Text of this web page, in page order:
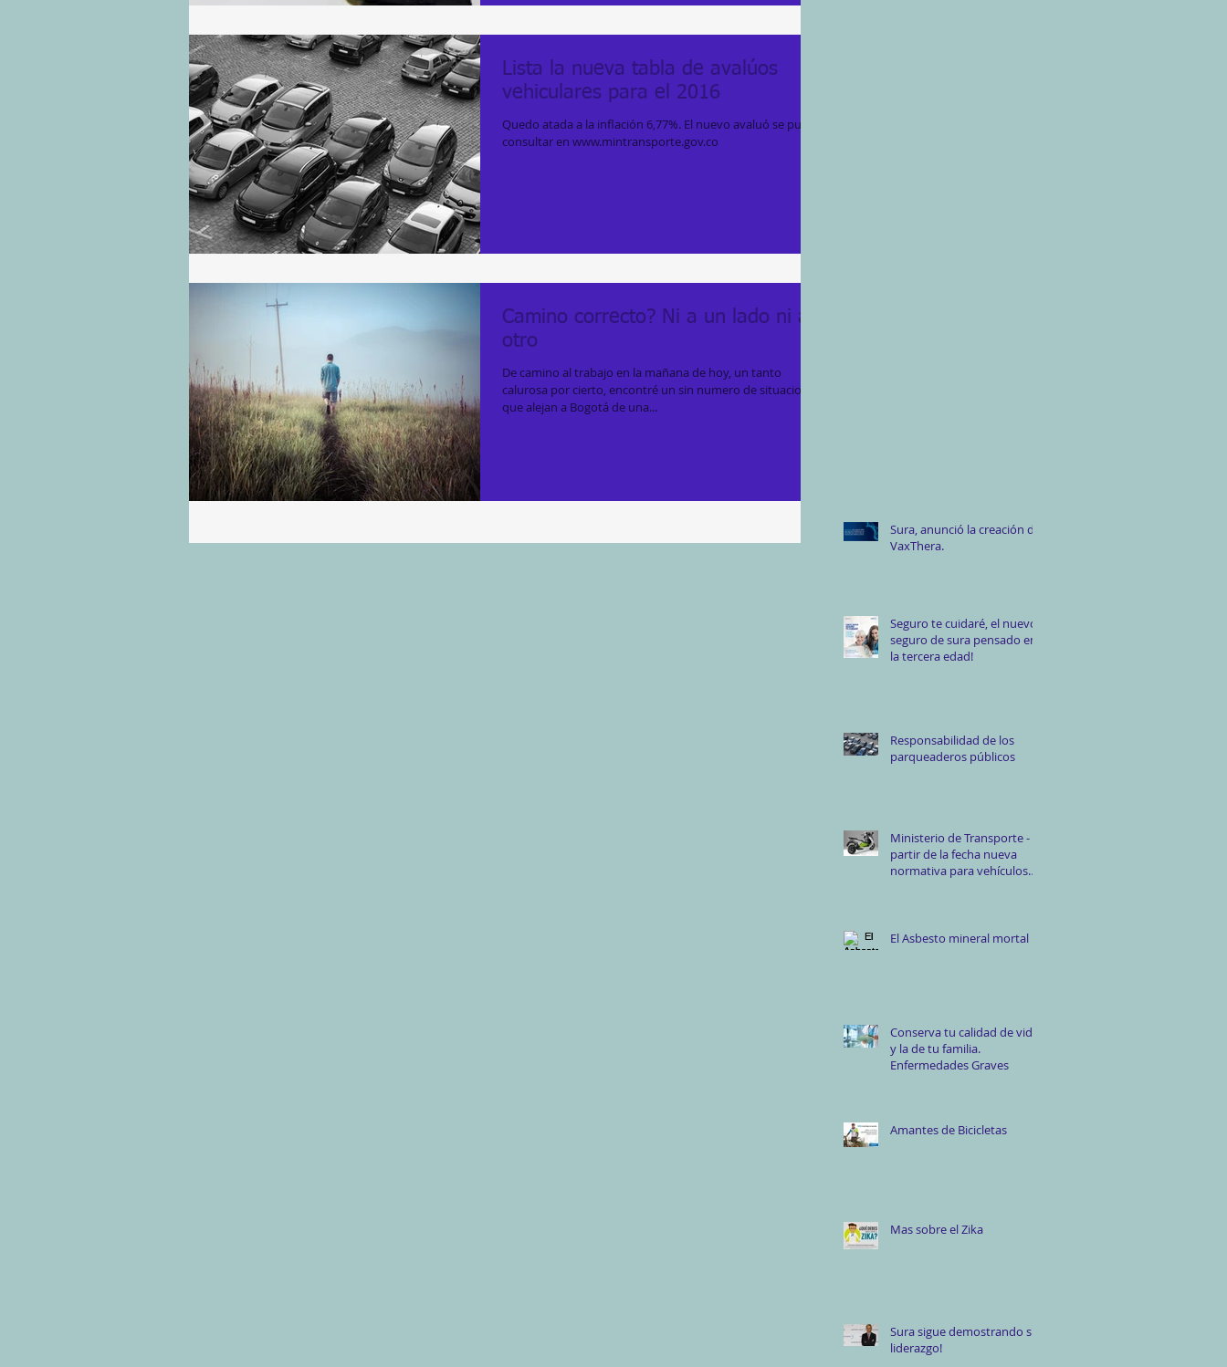
Lista la nueva tabla de avalúos
vehiculares para el 2016
Quedo atada a la inflación 6,77%. El nuevo avaluó se puede
consultar en www.mintransporte.gov.co
Camino correcto? Ni a un lado ni al
otro
De camino al trabajo en la mañana de hoy, un tanto
calurosa por cierto, encontré un sin numero de situaciones
que alejan a Bogotá de una...
Sura, anunció la creación de
VaxThera.
Seguro te cuidaré, el nuevo
seguro de sura pensado en
la tercera edad!
Responsabilidad de los
parqueaderos públicos
Ministerio de Transporte - A
partir de la fecha nueva
normativa para vehículos
El Asbesto mineral mortal
Conserva tu calidad de vida
y la de tu familia.
Enfermedades Graves
Amantes de Bicicletas
Mas sobre el Zika
Sura sigue demostrando su
liderazgo!